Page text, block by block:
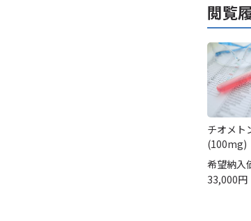
閲覧
チオメト
(100mg)
希望納入
33,000円